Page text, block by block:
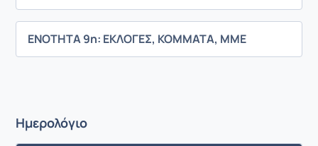
ΕΝΟΤΗΤΑ 9η: ΕΚΛΟΓΕΣ, ΚΟΜΜΑΤΑ, ΜΜΕ
Ημερολόγιο